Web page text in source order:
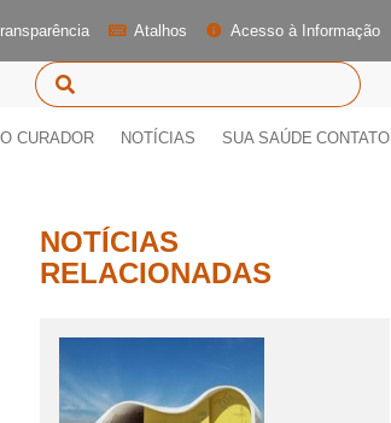
Atalhos Acesso à Informação
CURADOR NOTÍCIAS SUA SAÚDE CONTATO
NOTÍCIAS
RELACIONADAS